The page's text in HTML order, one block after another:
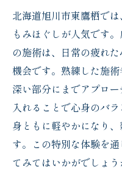
北海道旭川市東鷹栖で
もみほぐしが人気です
の施術は、日常の疲れ
機会です。熟練した施
深い部分にまでアプロ
入れることで心身のバ
身ともに軽やかになり
す。この特別な体験を
てみてはいかがでしょう